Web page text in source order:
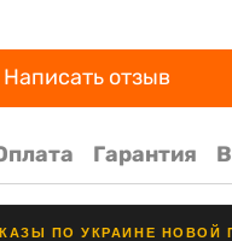
Написать отзыв
Гарантия
ПО УКРАИНЕ НОВОЙ